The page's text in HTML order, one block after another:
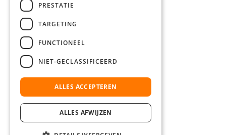
PRESTATIE
TARGETING
FUNCTIONEEL
NIET-GECLASSIFICEERD
ALLES ACCEPTEREN
ALLES AFWIJZEN